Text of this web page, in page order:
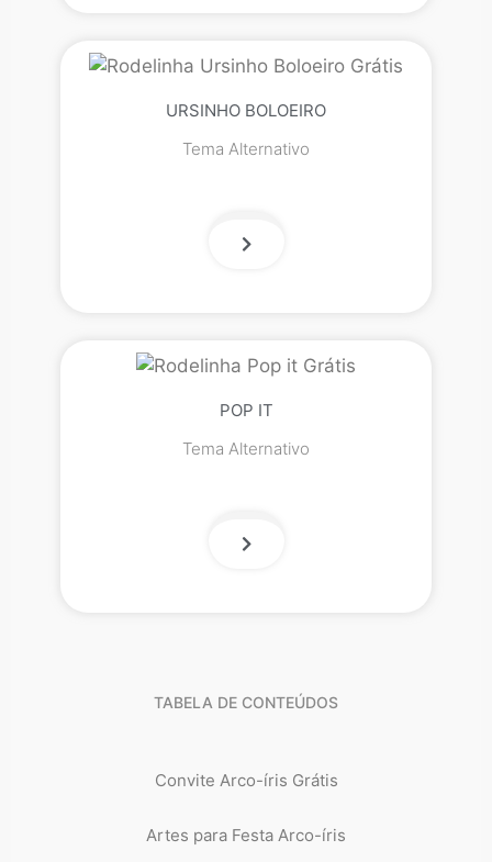
URSINHO BOLOEIRO
Tema Alternativo
POP IT
Tema Alternativo
TABELA DE CONTEÚDOS
Convite Arco-íris Grátis
Artes para Festa Arco-íris